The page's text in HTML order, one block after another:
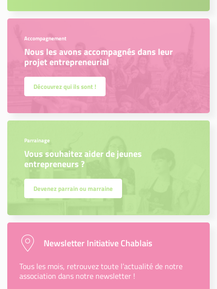
Accompagnement
Nous les avons accompagnés dans leur
projet entrepreneurial
Découvrez qui ils sont !
Parrainage
Vous souhaitez aider de jeunes
entrepreneurs ?
Devenez parrain ou marraine
Newsletter Initiative Chablais
Tous les mois, retrouvez toute l’actualité de notre
association dans notre newsletter !